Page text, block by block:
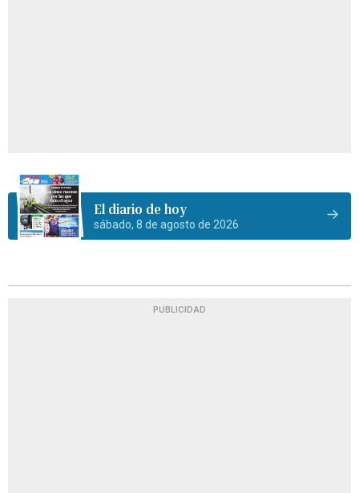
El diario de hoy
sábado, 8 de agosto de 2026
PUBLICIDAD